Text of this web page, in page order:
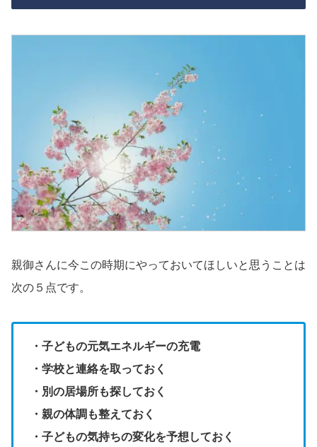
親御さんに今この時期にやっておいてほしいと思うことは
次の５点です。
・子どもの元気エネルギーの充電
・学校と連絡を取っておく
・別の居場所も探しておく
・親の体調も整えておく
・子どもの気持ちの変化を予想しておく